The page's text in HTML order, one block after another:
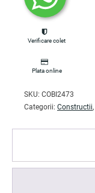
Verificare colet
Plata online
SKU: COBI2473
Categorii: Constructii,